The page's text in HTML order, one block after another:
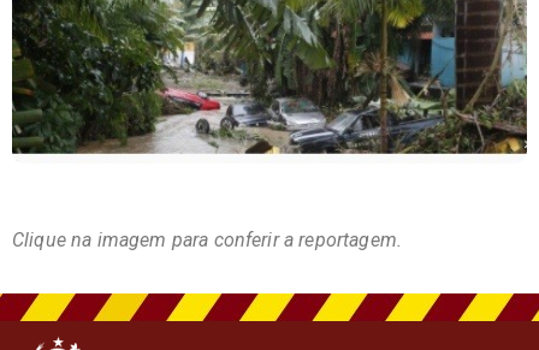
Clique na imagem para conferir a reportagem.